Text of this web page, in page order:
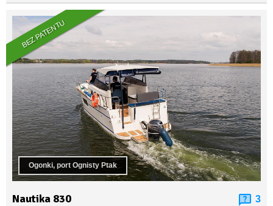
BEZ PATENTU
Ogonki, port Ognisty Ptak
Nautika 830 3